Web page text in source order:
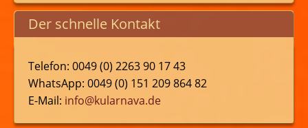
Der schnelle Kontakt
Telefon: 0049 (0) 2263 90 17 43
WhatsApp: 0049 (0) 151 209 864 82
E-Mail: info@kularnava.de